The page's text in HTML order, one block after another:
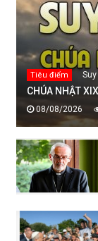
Tiêu điểm
CHÚA NHẬT
08/08/2026